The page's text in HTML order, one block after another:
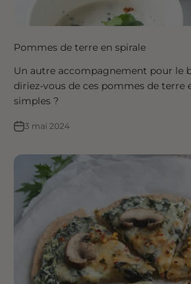
Pommes de terre en spirale
Un autre accompagnement pour le
diriez-vous de ces pommes de terre
simples ?
3 mai 2024